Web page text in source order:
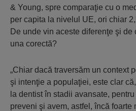
& Young, spre comparaţie cu o
per capita la nivelul UE, ori chiar
De unde vin aceste diferenţe şi de
una corectă?
„Chiar dacă traversăm un context
şi intenţie a populaţiei, este clar
la dentist în stadii avansate,
preveni şi avem, astfel, încă foarte